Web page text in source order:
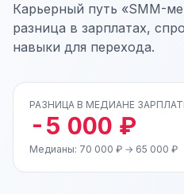
Карьерный путь «SMM-
разница в зарплатах,
навыки для перехода.
РАЗНИЦА В МЕДИАНЕ
-5 000 ₽
Медианы: 70 000 ₽ → 65 000 ₽